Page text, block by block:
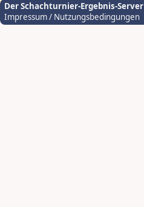
Der Schachturnier-Ergebnis-Server
Impressum / Nutzungsbedingungen